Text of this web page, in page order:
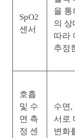
SpO2
센서
을 통
의 상
따라
추정
호흡
및 수
면 측
정 센
수면,
서로
변화